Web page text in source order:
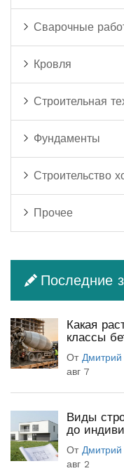
Сварочные
Кровля
Строительная
Фундаменты
Строительство
Прочее
Последние
Какая
классы
От
авг 7
Виды
до
От
авг 2